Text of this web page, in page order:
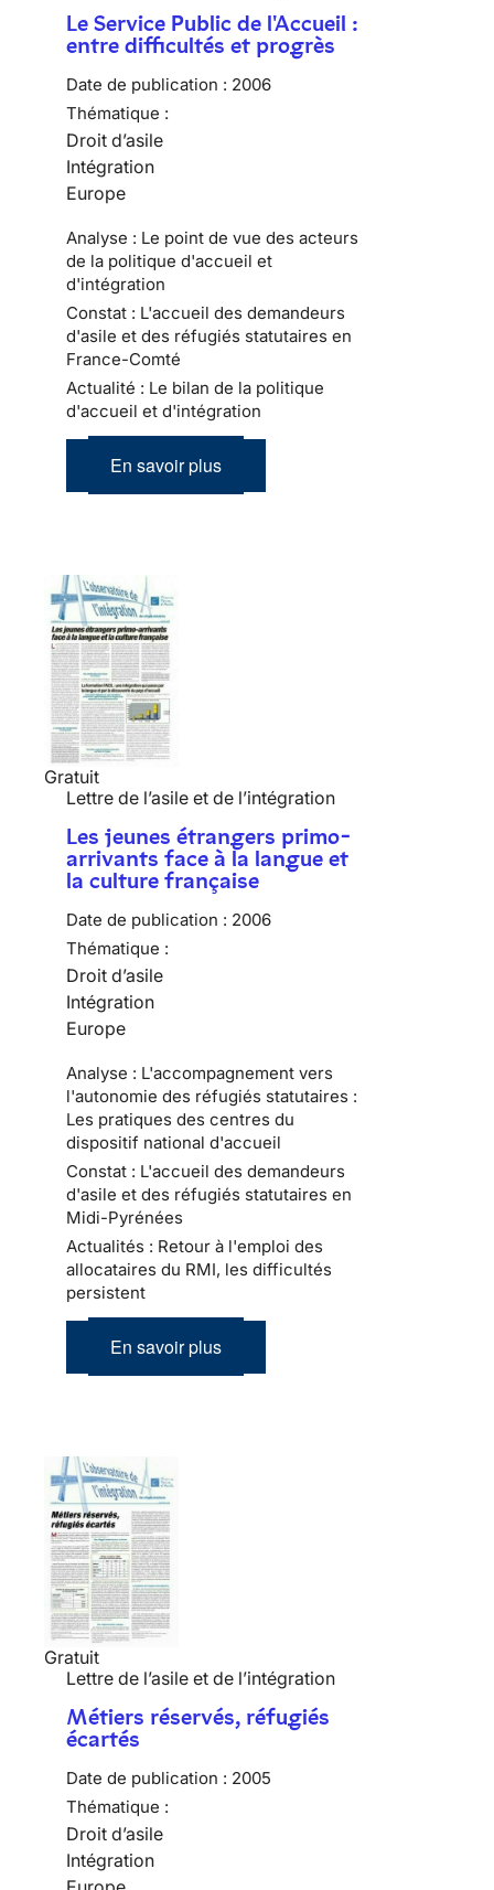
Le Service Public de l'Accueil :
entre difficultés et progrès
Date de publication : 2006
Thématique :
Droit d’asile
Intégration
Europe
Analyse : Le point de vue des acteurs
de la politique d'accueil et
d'intégration
Constat : L'accueil des demandeurs
d'asile et des réfugiés statutaires en
France-Comté
Actualité : Le bilan de la politique
d'accueil et d'intégration
En savoir plus
Gratuit
Lettre de l’asile et de l’intégration
Les jeunes étrangers primo-
arrivants face à la langue et
la culture française
Date de publication : 2006
Thématique :
Droit d’asile
Intégration
Europe
Analyse : L'accompagnement vers
l'autonomie des réfugiés statutaires :
Les pratiques des centres du
dispositif national d'accueil
Constat : L'accueil des demandeurs
d'asile et des réfugiés statutaires en
Midi-Pyrénées
Actualités : Retour à l'emploi des
allocataires du RMI, les difficultés
persistent
En savoir plus
Gratuit
Lettre de l’asile et de l’intégration
Métiers réservés, réfugiés
écartés
Date de publication : 2005
Thématique :
Droit d’asile
Intégration